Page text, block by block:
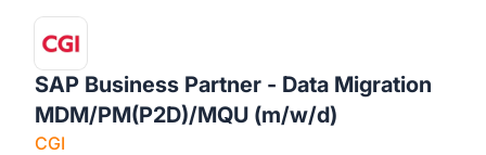
SAP Business Partner - Data Migration
MDM/PM(P2D)/MQU (m/w/d)
CGI